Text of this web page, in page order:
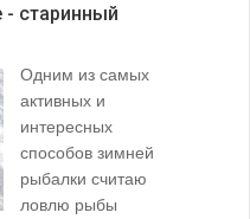
- старинный
Одним из самых
активных и
интересных
способов зимней
рыбалки считаю
ловлю рыбы